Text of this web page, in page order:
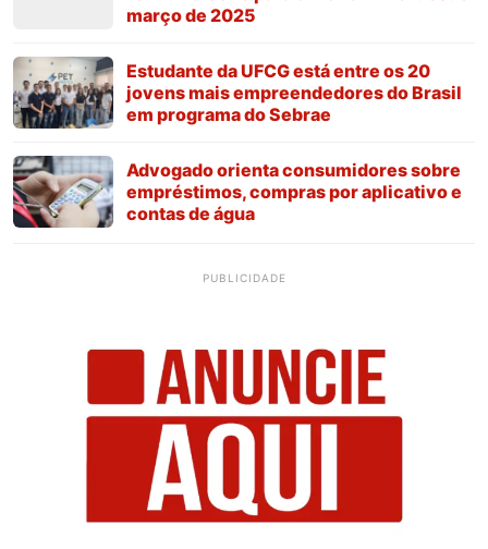
março de 2025
Estudante da UFCG está entre os 20
jovens mais empreendedores do Brasil
em programa do Sebrae
Advogado orienta consumidores sobre
empréstimos, compras por aplicativo e
contas de água
PUBLICIDADE